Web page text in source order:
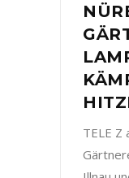
TELE Z